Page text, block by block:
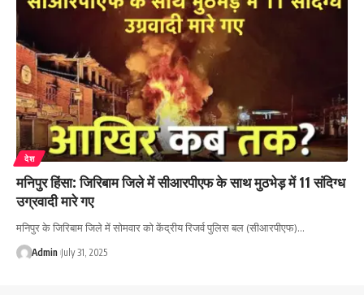
देश
मनिपुर हिंसा: जिरिबाम जिले में सीआरपीएफ के साथ मुठभेड़ में 11 संदिग्ध
उग्रवादी मारे गए
मनिपुर के जिरिबाम जिले में सोमवार को केंद्रीय रिजर्व पुलिस बल (सीआरपीएफ)…
Admin July 31, 2025